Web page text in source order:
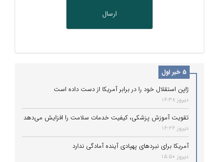
5 خبر اول
ژاپن استقلال خود را در برابر آمریکا از دست داده است
دیروز 16:38
تقویت آموزش پزشکی، کیفیت خدمات سلامت را افزایش می‌دهد
دیروز 16:26
آمریکا برای نبردهای پهپادی آینده آمادگی ندارد
دیروز 15:50